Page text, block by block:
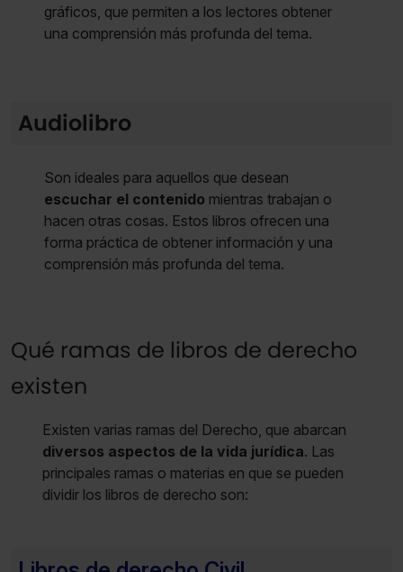
gráficos, que permiten a los lectores obtener
una comprensión más profunda del tema.
Audiolibro
Son ideales para aquellos que desean
escuchar el contenido mientras trabajan o
hacen otras cosas. Estos libros ofrecen una
forma práctica de obtener información y una
comprensión más profunda del tema.
Qué ramas de libros de derecho
existen
Existen varias ramas del Derecho, que abarcan
diversos aspectos de la vida jurídica. Las
principales ramas o materias en que se pueden
dividir los libros de derecho son: